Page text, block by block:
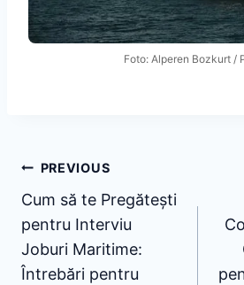
Foto: Alperen Bozkurt /
Post
navigation
PREVIOUS
Cum să te Pregătești
pentru Interviu
Joburi Maritime:
Întrebări pentru